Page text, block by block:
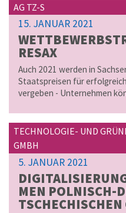
AG TZ-S
15. JANUAR 2021
RESAX
Auch 2021 werden in
Staatspreisen für
vergeben - Unternehmen
TECHNOLOGIE- UND
GMBH
5. JANUAR 2021
MEN POLNISCH-